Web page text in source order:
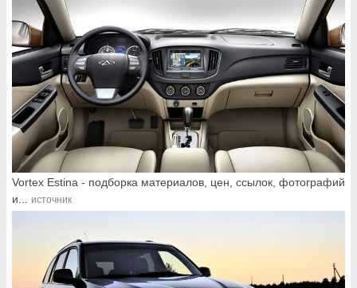
Vortex Estina - подборка материалов, цен, ссылок, фотографий
и...
источник